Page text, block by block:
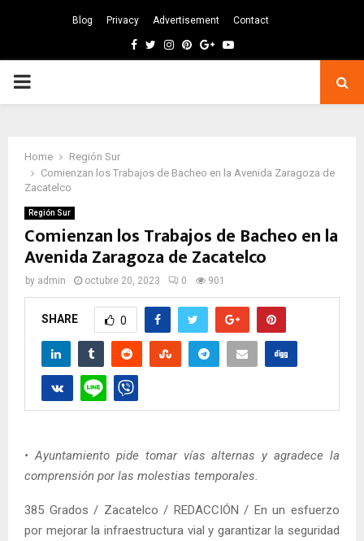
Blog Privacy Advertisement Contact
Facebook
TwitterInstagram
Pinterest
GoogleYoutube
PRIMARY
Home
Región Sur
Comienzan los Trabajos de Bacheo en la Avenida Zaragoza de
Zacatelco
Región Sur
Comienzan los Trabajos de Bacheo en la
Avenida Zaragoza de Zacatelco
by admin octubre 20, 2023 0 901
SHARE 0
• Ayuntamiento pide tomar vías alternas y agradece la
comprensión por las molestias temporales.
385 Grados / Zacatelco / REDACCIÓN / En un esfuerzo
por mejorar la infraestructura vial y garantizar la seguridad